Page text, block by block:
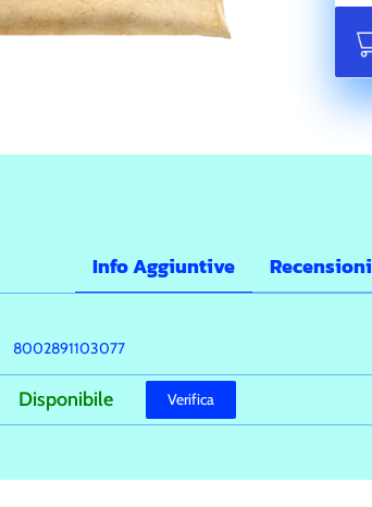
Info Aggiuntive Recensioni
8002891103077
Verifica
Disponibile